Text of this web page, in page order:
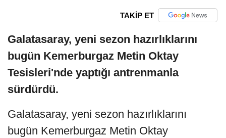
TAKİP ET
Galatasaray, yeni sezon hazırlıklarını
bugün Kemerburgaz Metin Oktay
Tesisleri'nde yaptığı antrenmanla
sürdürdü.
Galatasaray, yeni sezon hazırlıklarını
bugün Kemerburgaz Metin Oktay